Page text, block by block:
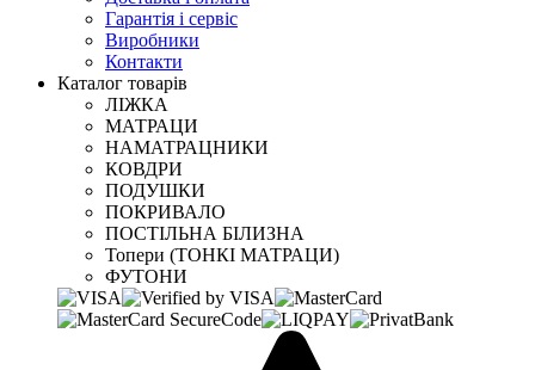
Гарантія і сервіс
Виробники
Контакти
Каталог товарів
ЛІЖКА
МАТРАЦИ
НАМАТРАЦНИКИ
КОВДРИ
ПОДУШКИ
ПОКРИВАЛО
ПОСТІЛЬНА БІЛИЗНА
Топери (ТОНКІ МАТРАЦИ)
ФУТОНИ